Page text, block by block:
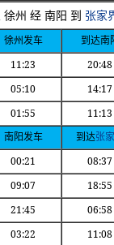
徐州 经 南阳 到 张家
徐州发车 到达南
11:23
20:48
05:10
14:17
01:55 11:13
南阳发车 到达张
00:21
08:37
09:07
18:55
21:45
06:58
03:22 11:08